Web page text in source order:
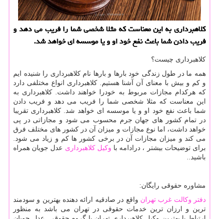
كلاهبرداری به این معناست كه مثلا شخصی شما را فریب می دهد و
فریب دادن شما باعث نفع خود او و یا موسسه ای خواهد شد.
کلاهبرداری چیست؟
همه ما در طول زندگی خود بارها و بارها نام کلاهبرداری را شنیده ایم
و کم و بیش با معنای آن آشنا هستیم. کلاهبرداری انواع مختلفی دارد
که هرکدام مجازات مربوط به خودرا خواهند داشت. کلاهبرداری به
این معناست که مثلا شخصی شما را فریب می دهد و فریب دادن
شما باعث نفع خود او و یا موسسه ای خواهد شد. کلاهبرداری تقریبا
در تمام کشور های جهان جرم محسوب می شود و مجازاتی در پی
خواهد داشت، اما نوع مجازات و میزان آن در کشور های مختلف فرق
می کند و میزان مجازات آن در برخی کشور ها کم و زیاد می شود.
برای توضیحات بیشتر ، درادامه با وکیل کلاهبرداری عدل جویان همراه
باشید..
مشاوره حقوقی رایگان:
دفتر وکالت غرب تهران واقع در صادقیه ارائه دهنده بهترین و سودمند
ترین و ارزان ترین خدمات حقوقی در تهران می باشد به منظور